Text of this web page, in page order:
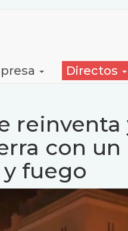
Directos
reinventa
con un
fuego